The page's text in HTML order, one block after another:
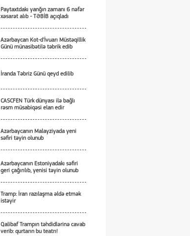
Paytaxtdakı yanğın zamanı 6 nəfər
xəsarət alıb - TƏBİB açıqladı
Azərbaycan Kot-d'İvuarı Müstəqillik
Günü münasibətilə təbrik edib
İranda Təbriz Günü qeyd edilib
CASCFEN Türk dünyası ilə bağlı
rəsm müsabiqəsi elan edir
Azərbaycanın Malayziyada yeni
səfiri təyin olunub
Azərbaycanın Estoniyadakı səfiri
geri çağırılıb, yenisi təyin olunub
Tramp: İran razılaşma əldə etmək
istəyir
Qalibaf Trampın təhdidlərinə cavab
verib: qurtarın bu teatrı!